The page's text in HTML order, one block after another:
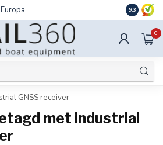
Ook
9.3
0
GNSS receiver
met industrial